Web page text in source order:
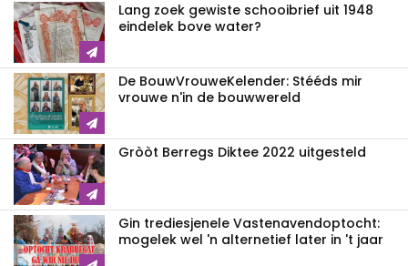
Lang zoek gewiste schooibrief uit 1948
eindelek bove water?
De BouwVrouweKelender: Stééds mir
vrouwe n'in de bouwwereld
Gròòt Berregs Diktee 2022 uitgesteld
Gin trediesjenele Vastenavend­optocht:
mogelek wel 'n alternetief later in 't jaar